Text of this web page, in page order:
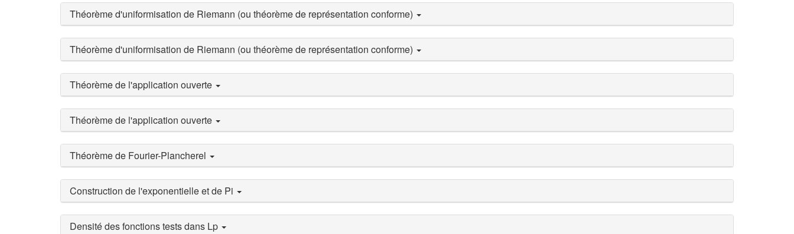
Théorème d'uniformisation de Riemann (ou théorème de représentation conforme)
Théorème d'uniformisation de Riemann (ou théorème de représentation conforme)
Théorème de l'application ouverte
Théorème de l'application ouverte
Théorème de Fourier-Plancherel
Construction de l'exponentielle et de Pi
Densité des fonctions tests dans Lp